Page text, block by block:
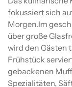
fokussiert sich
Morgen.Im
über große
wird den Gästen
Frühstück
gebackenen
Spezialitäten,